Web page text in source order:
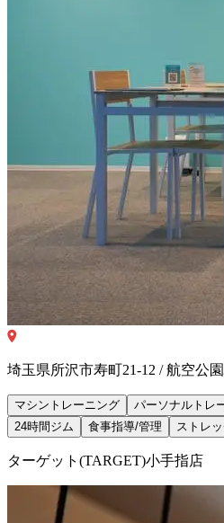
埼玉県所沢市寿町21-12 / 航空公
マシントレーニング パーソナルトレ
24時間ジム
食事指導/管理 ストレ
ターゲット(TARGET)⼩⼿指店